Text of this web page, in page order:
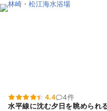
4.4
4件
水平線に沈む夕日を眺められ